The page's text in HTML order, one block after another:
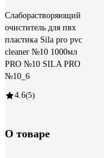
Слаборастворяющий
очиститель для пвх
пластика Sila pro pvc
cleaner №10 1000мл
PRO №10 SILA PRO
№10_6
4.6(5)
О товаре